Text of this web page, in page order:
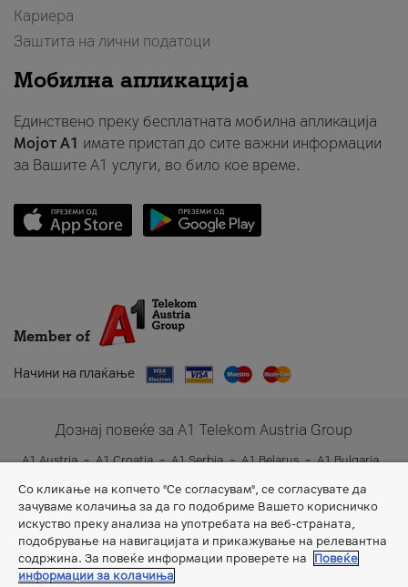
Кариера
Заштита на лични податоци
Мобилна апликација
Единствено преку бесплатната мобилна апликација
Мојот A1 имате пристап до сите важни информации
за Вашите A1 услуги, во било кое време.
Member of
Начини на плаќање
Дознај повеќе за A1 Telekom Austria Group
A1 Austria A1 Croatia A1 Serbia A1 Belarus
A1 Bulgaria
A1 Slovenia
A1 Digital
Со кликање на копчето "Се согласувам", се согласувате да
зачуваме колачиња за да го подобриме Вашето корисничко
искуство преку анализа на употребата на веб-страната,
подобрување на навигацијата и прикажување на релевантна
содржина. За повеќе информации проверете на
Повеќе
информации за колачиња